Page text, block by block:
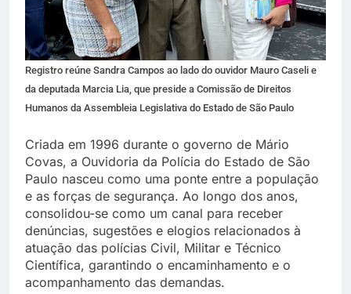
Registro reúne Sandra Campos ao lado do ouvidor Mauro Caseli e
da deputada Marcia Lia, que preside a Comissão de Direitos
Humanos da Assembleia Legislativa do Estado de São Paulo
Criada em 1996 durante o governo de Mário
Covas, a Ouvidoria da Polícia do Estado de São
Paulo nasceu como uma ponte entre a população
e as forças de segurança. Ao longo dos anos,
consolidou-se como um canal para receber
denúncias, sugestões e elogios relacionados à
atuação das polícias Civil, Militar e Técnico
Científica, garantindo o encaminhamento e o
acompanhamento das demandas.